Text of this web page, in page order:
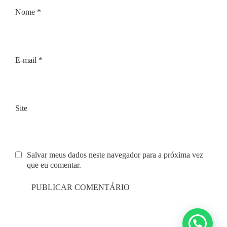
Nome *
E-mail *
Site
Salvar meus dados neste navegador para a próxima vez
que eu comentar.